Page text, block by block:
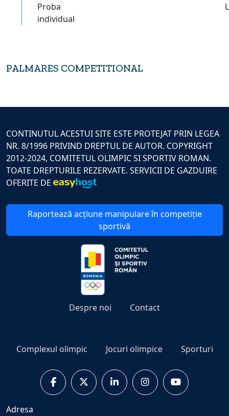
Proba
individual
PALMARES COMPETITIONAL
CONTINUTUL ACESTUI SITE ESTE PROTEJAT PRIN LEGEA
NR. 8/1996 PRIVIND DREPTUL DE AUTOR. COPYRIGHT
2012-2024, COMITETUL OLIMPIC SI SPORTIV ROMAN.
TOATE DREPTURILE REZERVATE. SERVICII DE GAZDUIRE
OFERITE DE
Raportează acțiune manipulare în competiție
sportivă
Despre noi Contact
Complexul olimpic Jocuri olimpice Sporturi
Adresa